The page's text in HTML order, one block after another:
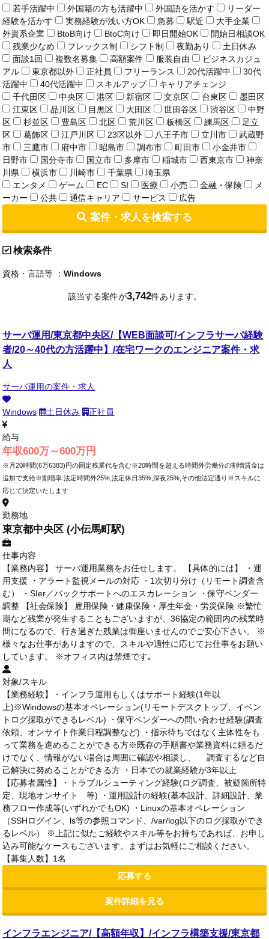
若手活躍中
外国籍の方も活躍中 外国語を活かす
リーダー
経験を活かす
実務経験が浅い方OK 急募 駅近
大手企業
外資系企業
BtoB向け BtoC向け 即日開始OK
開始日相談OK
残業少なめ
フレックス制 シフト制 夜勤あり
土日休み
面談1回
複数名募集 高額案件 服装自由
ビジネスカジュ
アル
東京都以外 正社員 フリーランス 20代活躍中
30代
活躍中
40代活躍中 スキルアップ
キャリアチェンジ
千代田区
中央区 港区 新宿区 文京区 台東区
墨田区
江東区
品川区 目黒区 大田区 世田谷区 渋谷区
中野
区
杉並区 豊島区 北区 荒川区 板橋区 練馬区
足立
区
葛飾区 江戸川区 23区以外 八王子市 立川市
武蔵野
市
三鷹市 府中市 昭島市 調布市 町田市
小金井市
日野市
国分寺市 国立市 多摩市 稲城市 西東京市
神奈
川県
横浜市 川崎市 千葉県
埼玉県
エンタメ
ゲーム EC SI 医療 小売 金融・保険
メ
ーカー
公共 通信キャリア サービス 広告
案件・求人を検索する
検索条件
資格・言語等 ：Windows
該当する案件が3,742件あります。
サーバ運用/東京都中央区/【WEB面談可/インフラサーバ経験
者/20～40代の方活躍中】/在宅ワークのエンジニア案件・求
人
サーバ運用の案件・求人
Windows 土日休み 正社員
給与
年収600万～600万円
※月20時間(6万6383)円の固定残業代を含む※20時間を超える時間外労働分の割増賃金は
追加で支給※割増率:法定時間外25%,法定休日35%,深夜25%,その他法定通り※スキルに
応じて決定いたします
勤務地
東京都中央区 (小伝馬町駅)
仕事内容
【業務内容】 サーバ運用業務をお任せします。 【具体的には】 ・運
用支援 ・アラート監視メールの対応 ・1次切り分け（リモート調査含
む） ・SIer／バックサポートへのエスカレーション ・保守ベンダー
調整 【社会保険】 雇用保険・健康保険・厚生年金・労災保険 ※繁忙
期など残業が発生することもございますが、36協定の範囲内の残業時
間になるので、行き過ぎた残業は御座いませんのでご安心下さい。 ※
様々なお仕事がありますので、スキルや適性に応じてお仕事をお願い
しています。 ※オフィス内は禁煙です｡
対象/スキル
【業務経験】・インフラ運用もしくはサポート経験(1年以
上)※Windowsの基本オペレーション(リモートデスクトップ、イベン
トログ採取ができるレベル) ・保守ベンダーへの問い合わせ経験(調査
依頼、オンサイト作業日程調整など) ・指示待ちではなく主体性をも
って業務を進めることができる方※既存の手順書や業務資料に頼るだ
けでなく、情報がない場合は周囲に確認や相談し、 調査するなど自
己解決に努めることができる方 ・日本での就業経験が3年以上
【応募者属性】・トラブルシューティング経験(ログ調査、被疑箇所特
定、現地オンサイト 等) ・運用設計の経験(基本設計、詳細設計、業
務フロー作成等(いずれかでもOK) ・Linuxの基本オペレーション
（SSHログイン、ls等の参照コマンド、/var/log以下のログ採取ができ
るレベル） ※上記に似たご経験やスキル等をお持ちであれば、お申し
込み可能なケースもございます。まずはお気軽にご相談ください。
【募集人数】1名
応募する
案件詳細を見る
インフラエンジニア/【高額年収】/インフラ構築支援/東京都